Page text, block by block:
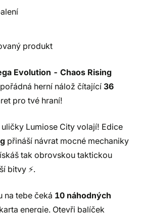
produkt
Evolution - Chaos Rising
herní nálož čítající 36
pro tvé hraní!
Lumiose City volají! Edice
přináší návrat mocné mechaniky
tak obrovskou taktickou
bitvy ⚡.
na tebe čeká 10 náhodných
energie. Otevři balíček